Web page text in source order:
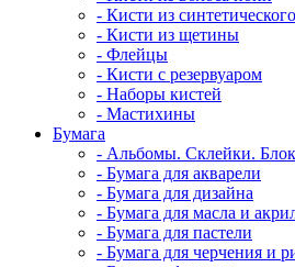
- Кисти из
- Кисти из щетины
- Флейцы
- Кисти с резервуаром
- Наборы кистей
- Мастихины
Бумага
- Альбомы. Склейки.
- Бумага для акварели
- Бумага для дизайна
- Бумага для масла и
- Бумага для пастели
- Бумага для черчения и